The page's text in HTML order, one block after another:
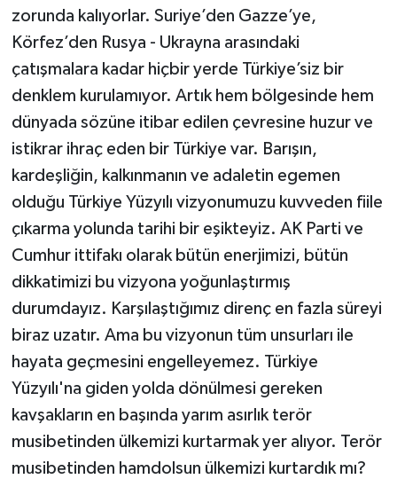
zorunda kalıyorlar. Suriye’den Gazze’ye,
Körfez’den Rusya - Ukrayna arasındaki
çatışmalara kadar hiçbir yerde Türkiye’siz bir
denklem kurulamıyor. Artık hem bölgesinde hem
dünyada sözüne itibar edilen çevresine huzur ve
istikrar ihraç eden bir Türkiye var. Barışın,
kardeşliğin, kalkınmanın ve adaletin egemen
olduğu Türkiye Yüzyılı vizyonumuzu kuvveden fiile
çıkarma yolunda tarihi bir eşikteyiz. AK Parti ve
Cumhur ittifakı olarak bütün enerjimizi, bütün
dikkatimizi bu vizyona yoğunlaştırmış
durumdayız. Karşılaştığımız direnç en fazla süreyi
biraz uzatır. Ama bu vizyonun tüm unsurları ile
hayata geçmesini engelleyemez. Türkiye
Yüzyılı'na giden yolda dönülmesi gereken
kavşakların en başında yarım asırlık terör
musibetinden ülkemizi kurtarmak yer alıyor. Terör
musibetinden hamdolsun ülkemizi kurtardık mı?